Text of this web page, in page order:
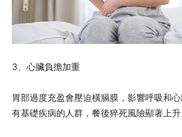
3、心臟負擔加重
胃部過度充盈會壓迫橫膈膜，影響呼吸和
有基礎疾病的人群，餐後猝死風險顯著上升